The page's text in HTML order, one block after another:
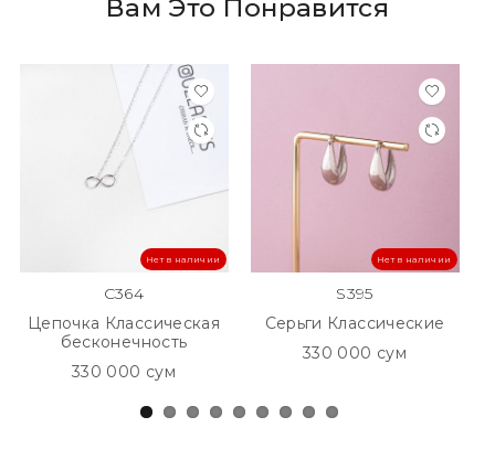
Вам Это Понравится
Нет в наличии
C364
Цепочка Классическая
бесконечность
330 000 сум
Нет в наличии
S395
Серьги Классические
330 000 сум